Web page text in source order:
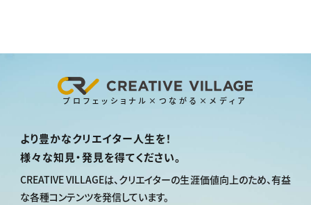
プロフェッショナル×つながる×メディア
より豊かなクリエイター人生を！
様々な知見・発見を得てください。
CREATIVE VILLAGEは、クリエイターの生涯価値向上のため、有益
な各種コンテンツを発信しています。